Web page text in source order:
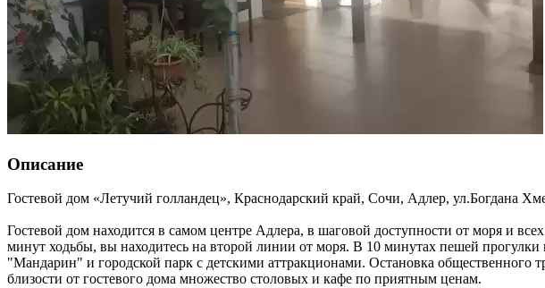
Описание
Гостевой дом «Летучий голландец», Краснодарский край, Сочи, Адлер, ул.Богдана
Гостевой дом находится в самом центре Адлера, в шаговой доступности от моря и
минут ходьбы, вы находитесь на второй линии от моря. В 10 минутах пешей
"Мандарин" и городской парк с детскими аттракционами. Остановка
близости от гостевого дома множество столовых и кафе по приятным ценам.